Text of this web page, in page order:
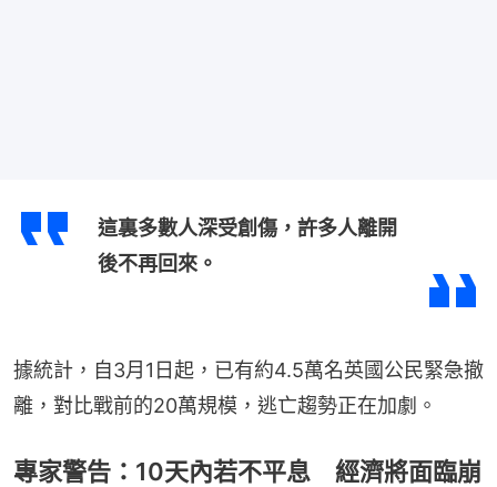
這裏多數人深受創傷，許多人離開
後不再回來。
據統計，自3月1日起，已有約4.5萬名英國公民緊急撤
離，對比戰前的20萬規模，逃亡趨勢正在加劇。
專家警告：10天內若不平息 經濟將面臨崩